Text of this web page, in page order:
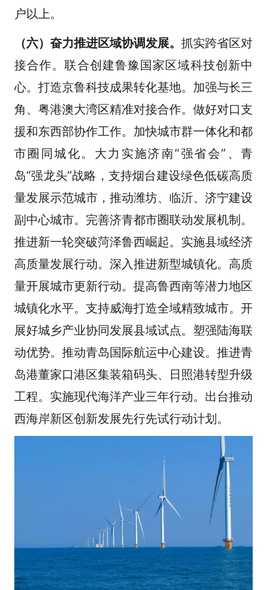
户以上。
（六）奋力推进区域协调发展。抓实跨省区对
接合作。联合创建鲁豫国家区域科技创新中
心。打造京鲁科技成果转化基地。加强与长三
角、粤港澳大湾区精准对接合作。做好对口支
援和东西部协作工作。加快城市群一体化和都
市圈同城化。大力实施济南“强省会”、青
岛“强龙头”战略，支持烟台建设绿色低碳高质
量发展示范城市，推动潍坊、临沂、济宁建设
副中心城市。完善济青都市圈联动发展机制。
推进新一轮突破菏泽鲁西崛起。实施县域经济
高质量发展行动。深入推进新型城镇化。高质
量开展城市更新行动。提高鲁西南等潜力地区
城镇化水平。支持威海打造全域精致城市。开
展好城乡产业协同发展县域试点。塑强陆海联
动优势。推动青岛国际航运中心建设。推进青
岛港董家口港区集装箱码头、日照港转型升级
工程。实施现代海洋产业三年行动。出台推动
西海岸新区创新发展先行先试行动计划。
发布